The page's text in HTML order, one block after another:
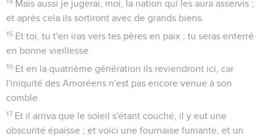
Mais aussi je jugerai, moi, la nation qui les aura asservis ;
et après cela ils sortiront avec de grands biens.
15 Et toi, tu t'en iras vers tes pères en paix ; tu seras enterré
en bonne vieillesse.
16 Et en la quatrième génération ils reviendront ici, car
l'iniquité des Amoréens n'est pas encore venue à son
comble.
17 Et il arriva que le soleil s'étant couché, il y eut une
obscurité épaisse ; et voici une fournaise fumante, et un